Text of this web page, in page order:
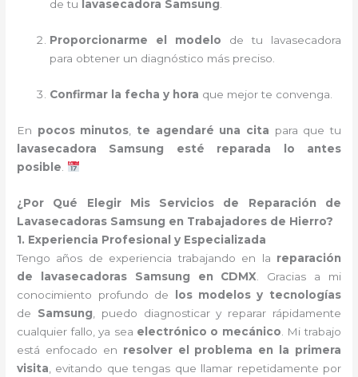
de tu
lavasecadora Samsung.
Proporcionarme el modelo de tu lavasecadora
para obtener un diagnóstico más preciso.
Confirmar la fecha y hora que mejor te convenga.
En pocos minutos te agendaré una cita para que tu
lavasecadora Samsung esté reparada lo antes
posible
¿Por Qué Elegir Mis Servicios de Reparación de
Lavasecadoras Samsung en Trabajadores de Hierro?
1. Experiencia Profesional y Especializada
Tengo años de experiencia trabajando en la reparación
de lavasecadoras Samsung en CDMX . Gracias a mi
conocimiento profundo de
los modelos y tecnologías
de Samsung , puedo diagnosticar y reparar rápidamente
cualquier fallo, ya sea electrónico o mecánico . Mi trabajo
está enfocado en resolver el problema en la primera
visita , evitando que tengas que llamar repetidamente por